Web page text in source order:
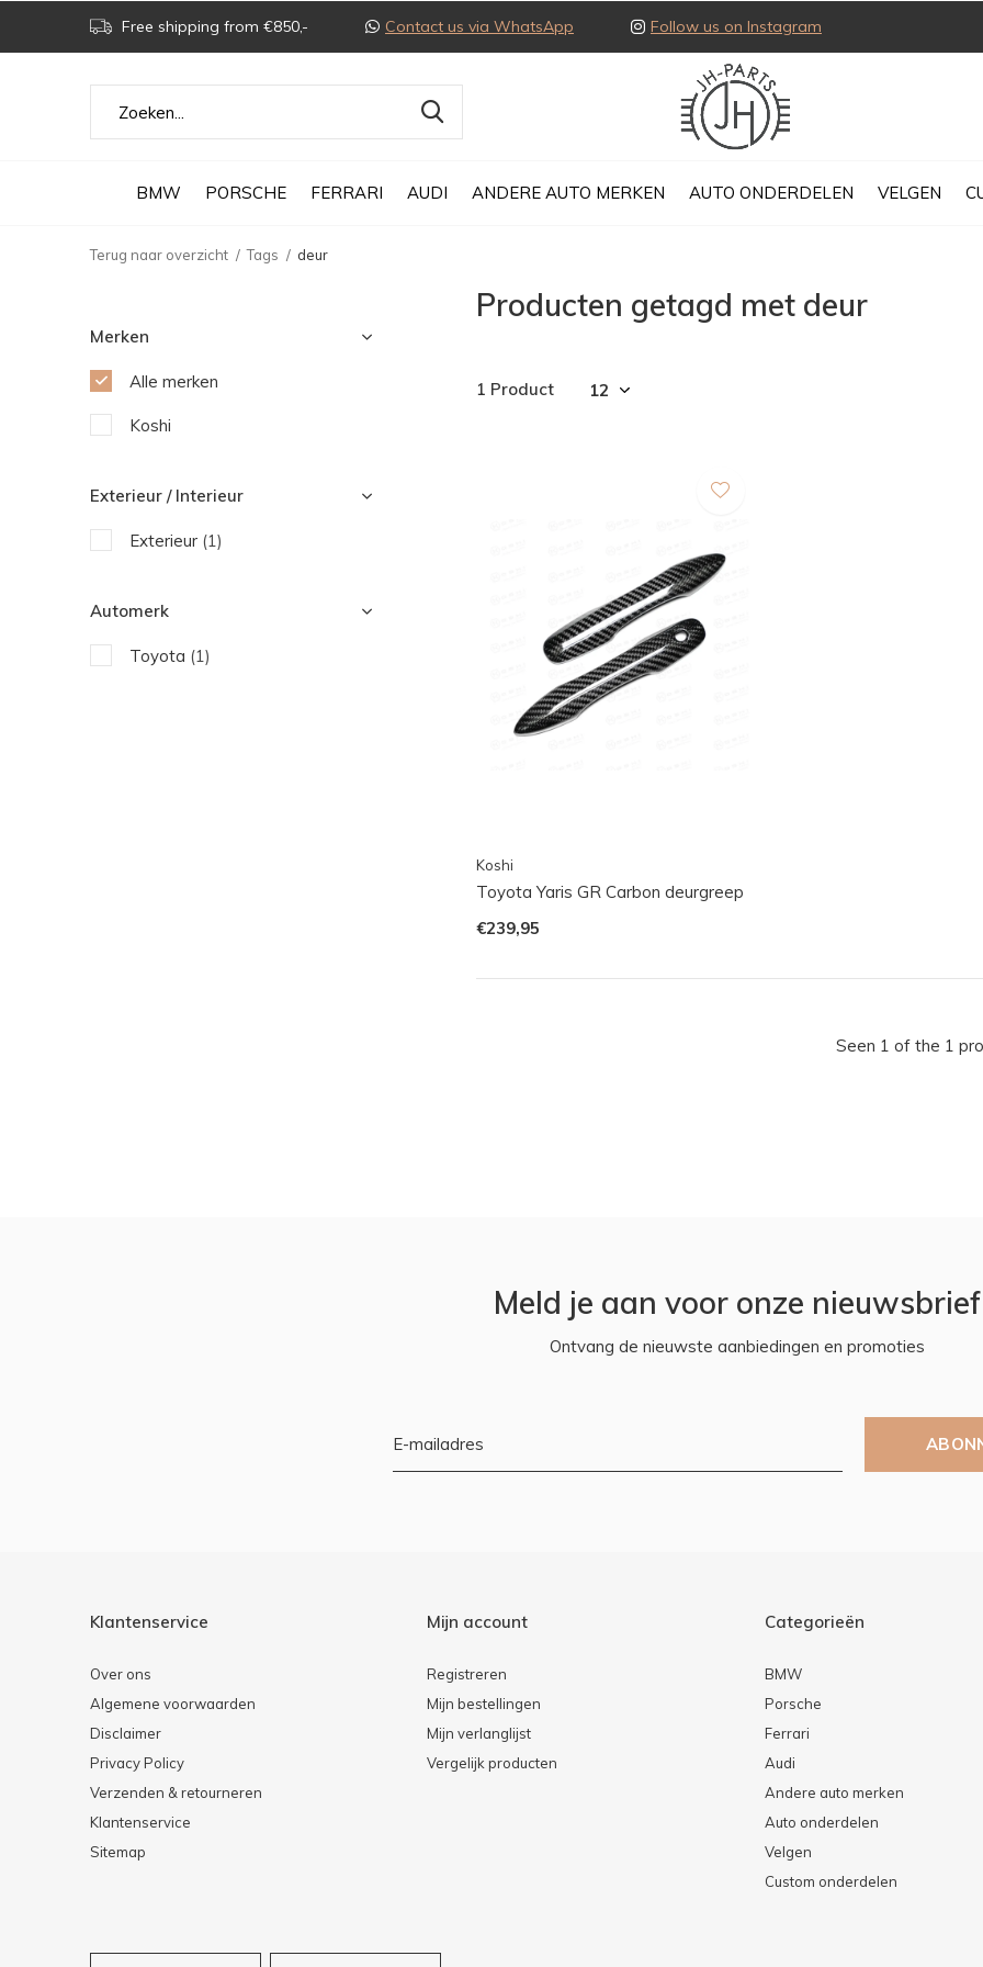
BMW PORSCHE FERRARI AUDI ANDERE AUTO MERKEN AUTO ONDERDELEN VELGEN
Free shipping from €850,- Contact us via WhatsApp Follow us on Instagram
Terug naar overzicht Tags deur
Producten getagd met deur
1 Product
Koshi
Toyota Yaris GR Carbon deurgreep
€239,95
Seen 1 of the 1
Merken
Alle merken
Koshi
Exterieur / Interieur
Exterieur (1)
Automerk
Toyota (1)
Meld je aan voor onze nieuwsbrief
Ontvang de nieuwste aanbiedingen en promoties
Klantenservice
Over ons
Algemene voorwaarden
Disclaimer
Privacy Policy
Verzenden & retourneren
Klantenservice
Sitemap
Mijn account
Registreren
Mijn bestellingen
Mijn verlanglijst
Vergelijk producten
Categorieën
BMW
Porsche
Ferrari
Audi
Andere auto merken
Auto onderdelen
Velgen
Custom onderdelen